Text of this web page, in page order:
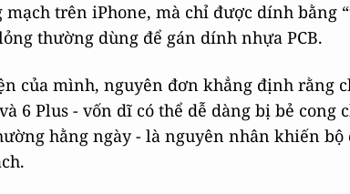
mạch trên iPhone, mà chỉ được dính bằng
thường dùng để gán dính nhựa PCB.
của mình, nguyên đơn khẳng định rằng
6 Plus - vốn dĩ có thể dễ dàng bị bẻ
hằng ngày - là nguyên nhân khiến